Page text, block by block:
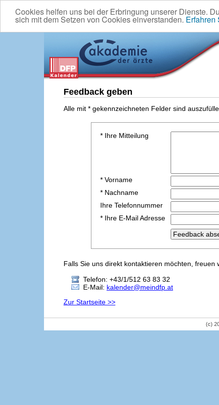
Cookies helfen uns bei der Erbringung unserer Dienste.
sich mit dem Setzen von Cookies einverstanden. Erfahren
Feedback geben
Alle mit * gekennzeichneten Felder sind
* Ihre Mitteilung
* Vorname
* Nachname
Ihre Telefonnummer
* Ihre E-Mail Adresse
Falls Sie uns direkt kontaktieren möchten,
Telefon: +43/1/512 63 83 32
E-Mail: kalender@meindfp.at
Zur Startseite >>
(c)